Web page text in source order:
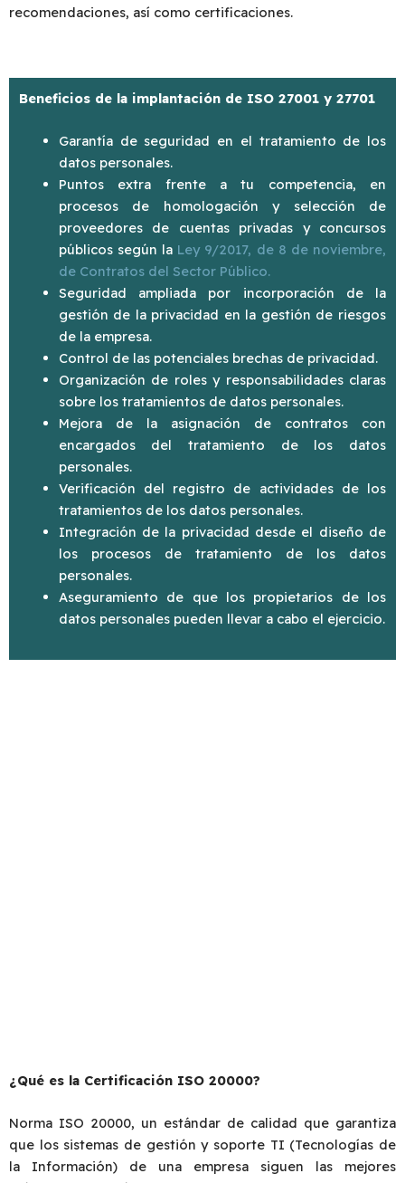
recomendaciones, así como certificaciones.
Beneficios de la implantación de ISO 27001 y 27701
Garantía de seguridad en el tratamiento de los
datos personales.
Puntos extra frente a tu competencia, en
procesos de homologación y selección de
proveedores de cuentas privadas y concursos
públicos según la Ley 9/2017, de 8 de noviembre,
de Contratos del Sector Público.
Seguridad ampliada por incorporación de la
gestión de la privacidad en la gestión de riesgos
de la empresa.
Control de las potenciales brechas de privacidad.
Organización de roles y responsabilidades claras
sobre los tratamientos de datos personales.
Mejora de la asignación de contratos con
encargados del tratamiento de los datos
personales.
Verificación del registro de actividades de los
tratamientos de los datos personales.
Integración de la privacidad desde el diseño de
los procesos de tratamiento de los datos
personales.
Aseguramiento de que los propietarios de los
datos personales pueden llevar a cabo el ejercicio.
¿Qué es la Certificación ISO 20000?
Norma ISO 20000, un estándar de calidad que garantiza
que los sistemas de gestión y soporte TI (Tecnologías de
la Información) de una empresa siguen las mejores